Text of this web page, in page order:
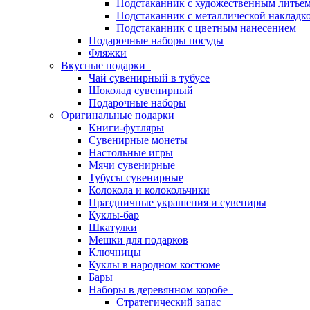
Подстаканник с художественным
Подстаканник с металлической
Подстаканник с цветным нанесением
Подарочные наборы посуды
Фляжки
Вкусные подарки
Чай сувенирный в тубусе
Шоколад сувенирный
Подарочные наборы
Оригинальные подарки
Книги-футляры
Сувенирные монеты
Настольные игры
Мячи сувенирные
Тубусы сувенирные
Колокола и колокольчики
Праздничные украшения и сувениры
Куклы-бар
Шкатулки
Мешки для подарков
Ключницы
Куклы в народном костюме
Бары
Наборы в деревянном коробе
Стратегический запас